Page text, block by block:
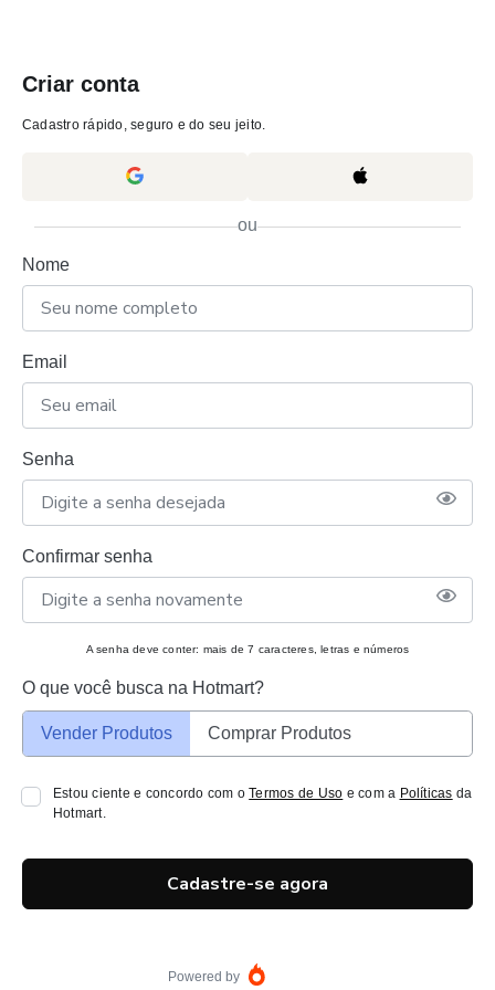
Criar conta
Cadastro rápido, seguro e do seu jeito.
ou
Nome
Email
Senha
Confirmar senha
A senha deve conter: mais de 7 caracteres, letras e números
O que você busca na Hotmart?
Vender Produtos Comprar Produtos
Estou ciente e concordo com oTermos de Uso e com a Políticas da
Hotmart.
Cadastre-se agora
Powered by